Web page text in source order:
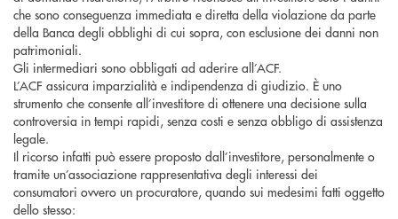
che sono conseguenza immediata e diretta della violazione da parte
della Banca degli obblighi di cui sopra, con esclusione dei danni non
patrimoniali.
Gli intermediari sono obbligati ad aderire all’ACF.
L’ACF assicura imparzialità e indipendenza di giudizio. È uno
strumento che consente all’investitore di ottenere una decisione sulla
controversia in tempi rapidi, senza costi e senza obbligo di assistenza
legale.
Il ricorso infatti può essere proposto dall’investitore, personalmente o
tramite un’associazione rappresentativa degli interessi dei
consumatori ovvero un procuratore, quando sui medesimi fatti oggetto
dello stesso: